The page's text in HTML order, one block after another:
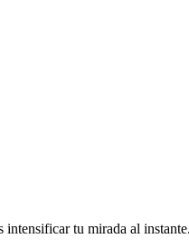
intensificar tu mirada al